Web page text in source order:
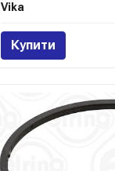
Vika
Купити